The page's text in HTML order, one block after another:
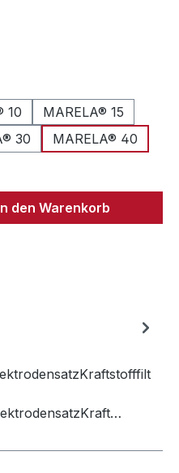
10
MARELA® 15
30
MARELA® 40
den
den Warenkorb